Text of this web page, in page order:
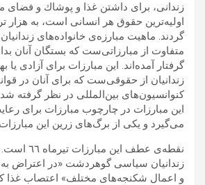
زندانى، براى داشتن غذا و پوشاك و
اوليه‌ترين حقوق هر انسانى است، به هزار
گردند. ماهيت مبارزه‌ى خانواده‌هاى
متفاوت از مبارزاتى‌ست كه بستگان آنان
گرفتار آمده‌اند. اين مبارزات براى آزادى
زندانيان از حقوقى‌ست كه براى آنان در
كنوانسيون‌هاى بين‌المللى در نظر گرفته
اين مبارزات در چارچوب مبارزات براى
مى‌گيرد و يكى از برگ‌هاى زرين اين مبارزات
نقطه‌ى عطف اين
زندانيان سياسى گوهردشت «در اعتراض